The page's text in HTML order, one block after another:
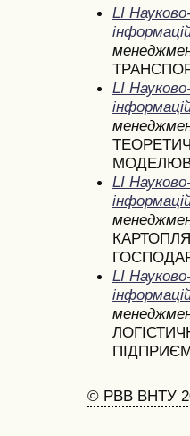
LI
LI
LI
LI
© РВВ ВНТУ